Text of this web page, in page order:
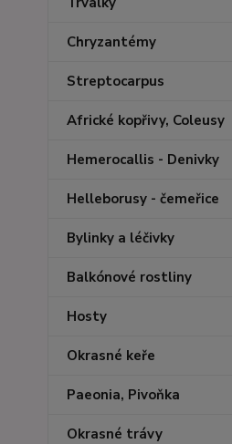
Chryzantémy
Streptocarpus
Africké kopřivy, Coleusy
Hemerocallis - Denivky
Helleborusy - čemeřice
Bylinky a léčivky
Balkónové rostliny
Hosty
Okrasné keře
Paeonia, Pivoňka
Okrasné trávy